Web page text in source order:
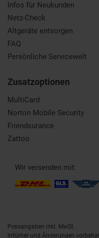
Infos für Neukunden
Netz-Check
Altgeräte entsorgen
FAQ
Persönliche Servicewelt
Zusatzoptionen
MultiCard
Norton Mobile Security
Friendsurance
Zattoo
Wir versenden mit:
Preisangaben inkl. MwSt.
Irrtümer und Änderungen